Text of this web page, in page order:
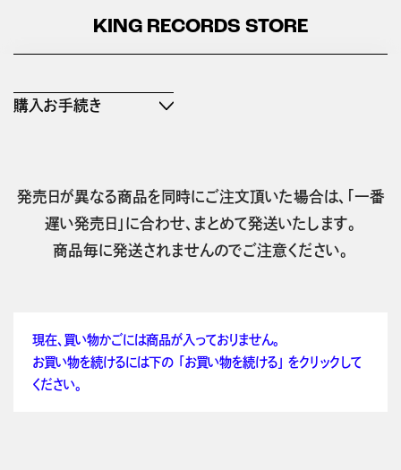
KING RECORDS STORE
購入お手続き
発売日が異なる商品を同時にご注文頂いた場合は、「一番
遅い発売日」に合わせ、まとめて発送いたします。
商品毎に発送されませんのでご注意ください。
現在、買い物かごには商品が入っておりません。
お買い物を続けるには下の 「お買い物を続ける」 をクリックして
ください。